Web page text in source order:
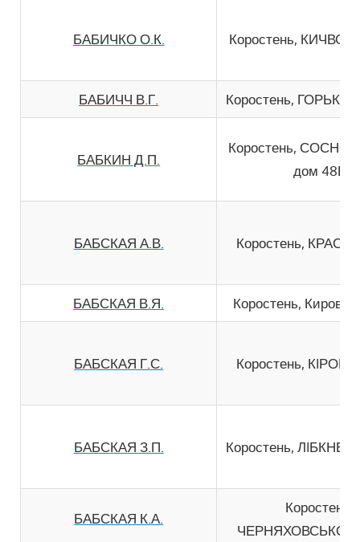
БАБИЧКО О.К. Коростень,
БАБИЧЧ В.Г. Коростень,
БАБКИН Д.П.
Коростень,
дом 48Б
БАБСКАЯ А.В. Коростень,
БАБСКАЯ В.Я. Коростень, Кирова
БАБСКАЯ Г.С. Коростень,
БАБСКАЯ З.П. Коростень,
БАБСКАЯ К.А.
Коростень,
ЧЕРНЯХОВСЬКОГО